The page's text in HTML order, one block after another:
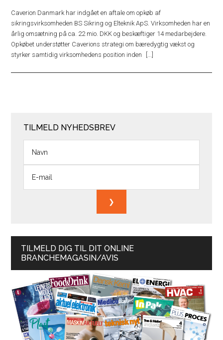
Caverion Danmark har indgået en aftale om opkøb af
sikringsvirksomheden BS Sikring og Elteknik ApS. Virksomheden har en
årlig omsætning på ca. 22 mio. DKK og beskæftiger 14 medarbejdere.
Opkøbet understøtter Caverions strategi om bæredygtig vækst og
styrker samtidig virksomhedens position inden
TILMELD NYHEDSBREV
TILMELD DIG TIL DIT ONLINE
BRANCHEMAGASIN/AVIS